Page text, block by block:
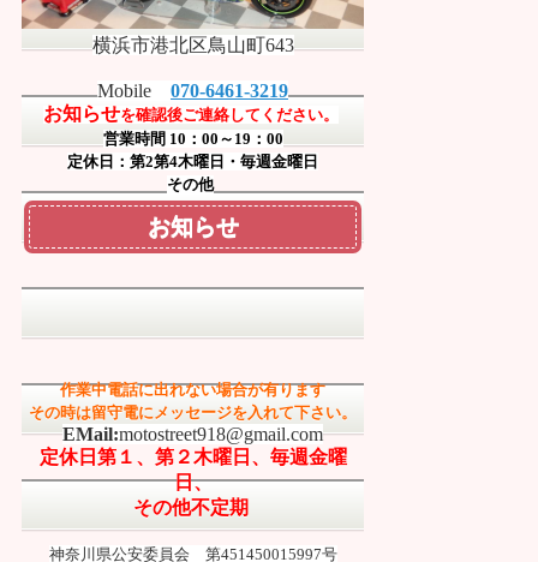
横浜市港北区鳥山町643
Mobile 070-6461-3219
お知らせを確認後ご連絡してください。
営業時間 10：00～19：00
定休日：第2第4木曜日・毎週金曜日
その他
お知らせ
作業中電話に出れない場合が有ります
その時は留守電にメッセージを入れて下さい。
EMail:motostreet918@gmail.com
定休日第１、第２木曜日、 毎週金曜
日、
その他不定期
神奈川県公安委員会 第451450015997号